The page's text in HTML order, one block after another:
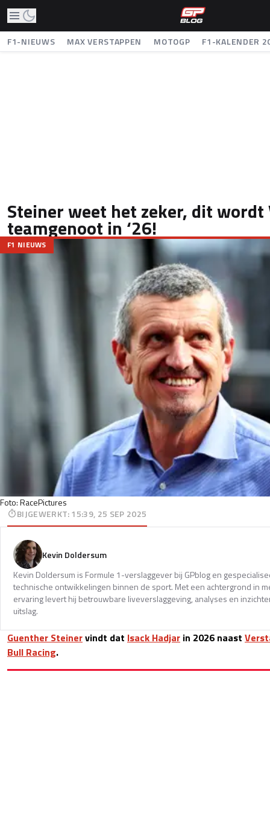
F1-NIEUWS MAX VERSTAPPEN MOTOGP F1-KALENDER
Steiner weet het zeker, dit wordt
teamgenoot in ‘26!
Foto: RacePictures
F1 NIEUWS
BIJGEWERKT:15:39, 25 SEP 2025
Kevin Doldersum
Kevin Doldersum is Formule 1-verslaggever bij GPblog en
technische ontwikkelingen binnen de sport. Met een achtergrond in
ervaring levert hij betrouwbare liveverslaggeving, analyses en
uitslag.
Guenther Steinervindt dat Isack Hadjar in 2026 naast
Bull Racing.